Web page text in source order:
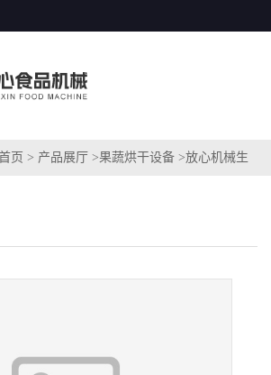
页 > 产品展厅 >果蔬烘干设备 >放心机械生